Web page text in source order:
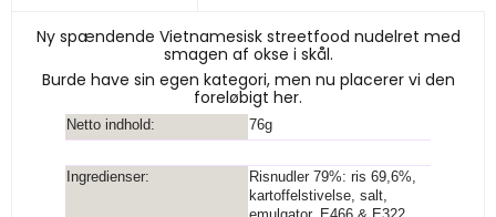
Ny spændende Vietnamesisk streetfood nudelret med
smagen af okse i skål.
Burde have sin egen kategori, men nu placerer vi den
foreløbigt her.
Netto indhold: 76g
Ingredienser:
Risnudler 79%: ris 69,6%,
kartoffelstivelse, salt,